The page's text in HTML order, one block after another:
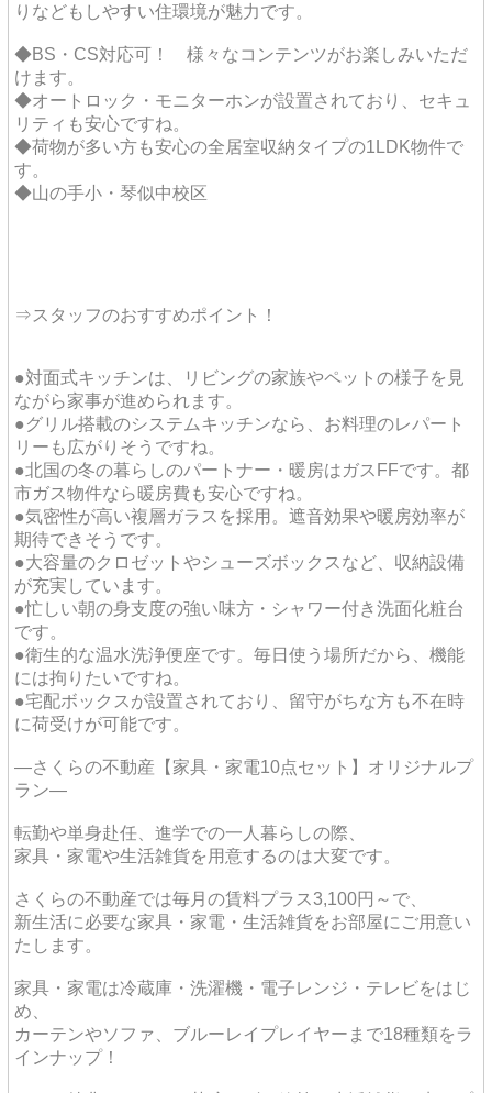
りなどもしやすい住環境が魅力です。
◆BS・CS対応可！ 様々なコンテンツがお楽しみいただ
けます。
◆オートロック・モニターホンが設置されており、セキュ
リティも安心ですね。
◆荷物が多い方も安心の全居室収納タイプの1LDK物件で
す。
◆山の手小・琴似中校区
⇒スタッフのおすすめポイント！
●対面式キッチンは、リビングの家族やペットの様子を見
ながら家事が進められます。
●グリル搭載のシステムキッチンなら、お料理のレパート
リーも広がりそうですね。
●北国の冬の暮らしのパートナー・暖房はガスFFです。都
市ガス物件なら暖房費も安心ですね。
●気密性が高い複層ガラスを採用。遮音効果や暖房効率が
期待できそうです。
●大容量のクロゼットやシューズボックスなど、収納設備
が充実しています。
●忙しい朝の身支度の強い味方・シャワー付き洗面化粧台
です。
●衛生的な温水洗浄便座です。毎日使う場所だから、機能
には拘りたいですね。
●宅配ボックスが設置されており、留守がちな方も不在時
に荷受けが可能です。
―さくらの不動産【家具・家電10点セット】オリジナルプ
ラン―
転勤や単身赴任、進学での一人暮らしの際、
家具・家電や生活雑貨を用意するのは大変です。
さくらの不動産では毎月の賃料プラス3,100円～で、
新生活に必要な家具・家電・生活雑貨をお部屋にご用意い
たします。
家具・家電は冷蔵庫・洗濯機・電子レンジ・テレビをはじ
め、
カーテンやソファ、ブルーレイプレイヤーまで18種類をラ
インナップ！